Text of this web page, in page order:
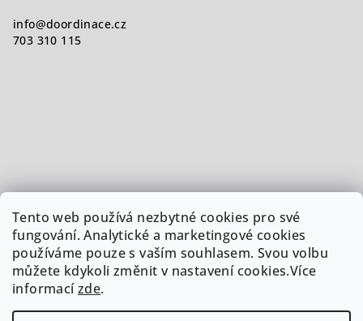
Tento web používá nezbytné cookies pro své
fungování. Analytické a marketingové cookies
používáme pouze s vaším souhlasem. Svou volbu
můžete kdykoli změnit v nastavení cookies.Více
informacízde.
info@doordinace.cz
703 310 115